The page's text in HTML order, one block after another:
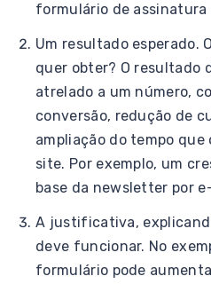
formulário de assinatura
Um resultado esperado.
quer obter? O resultado
atrelado a um número,
conversão, redução de
ampliação do tempo que
site. Por exemplo, um
base da newsletter por
A justificativa,
deve funcionar. No
formulário pode